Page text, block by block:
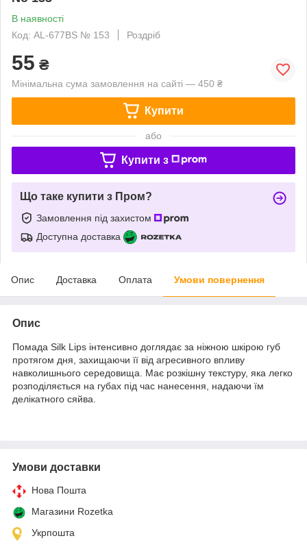
В наявності
Код: AL-677BS № 153
Роздріб
55 ₴
Мінімальна сума замовлення на сайті — 450 ₴
Купити
або
Купити з
Що таке купити з Пром?
Замовлення під захистом
Доступна доставка
Опис Доставка Оплата Умови повернення
Опис
Помада Silk Lips інтенсивно доглядає за ніжною шкірою губ
протягом дня, захищаючи її від агресивного впливу
навколишнього середовища. Має розкішну текстуру, яка легко
розподіляється на губах під час нанесення, надаючи їм
делікатного сяйва.
Умови доставки
Нова Пошта
Магазини Rozetka
Укрпошта